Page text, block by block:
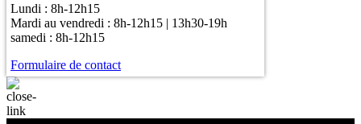
Lundi : 8h-12h15
Mardi au vendredi : 8h-12h15 | 13h30-19h
samedi : 8h-12h15
Formulaire de contact